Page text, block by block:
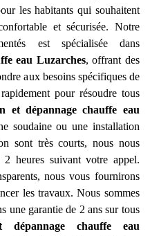
les habitants qui souhaitent
et sécurisée. Notre
est spécialisée dans
eau Luzarches, offrant des
aux besoins spécifiques de
pour résoudre tous
et dépannage chauffe eau
soudaine ou une installation
sont très courts, nous nous
2 heures suivant votre appel.
nous vous fournirons
les travaux. Nous sommes
une garantie de 2 ans sur tous
dépannage chauffe eau